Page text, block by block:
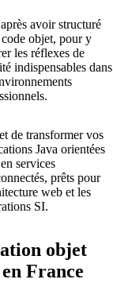
avoir structuré
objet, pour y
les réflexes de
indispensables dans
de transformer vos
Java orientées
services
prêts pour
web et les
SI.
objet
France